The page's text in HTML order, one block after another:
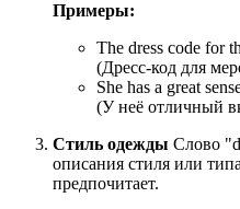
Примеры:
The dress code for
(Дресс-код для
She has a great
(У неё отличный
Стиль одежды Слово
описания стиля или
предпочитает.